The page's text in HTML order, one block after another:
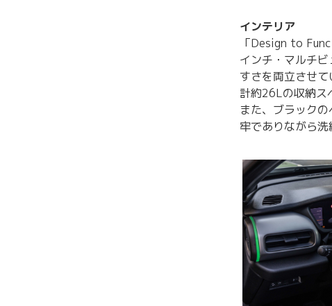
インテリア
「Design to
インチ・マルチ
すさを両立させ
計約26Lの収納ス
また、ブラック
牢でありながら洗